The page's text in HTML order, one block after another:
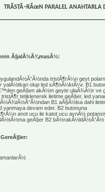
TRÃSTÃ–RÃœN PARALEL ANAHTARLA
Ã§alÃ½Ã¾masÃ½:
tristÃ¶rÃ¼n geyt
yalÃ½tkan olupled sÃ¶nÃ¼ktÃ¼r. B1
geÃ§en akÃ½mgeyte ulaÃ¾Ã½r ve
tristÃ¶r tetiklenerek iletime geÃ§er,led
B1 aÃ§Ã½lsa dahi
yanmaya devam eder. B2 butonuna
anot ucu ile katot ucu aynÃ½
geÃ§er B2 bÃ½rakÃ½ldÃ½Ã°Ã½